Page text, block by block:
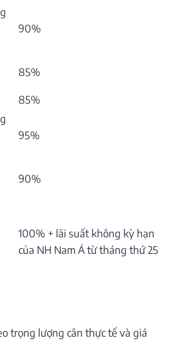
90%
85%
85%
95%
90%
100% + lãi suất không kỳ hạn
của NH Nam Á từ tháng thứ 25
trọng lượng cân thực tế và giá